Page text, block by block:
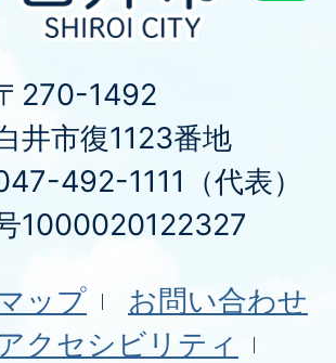
270-1492
井市復1123番地
492-1111（代表）
1000020122327
ップ
お問い合わせ
クセシビリティ